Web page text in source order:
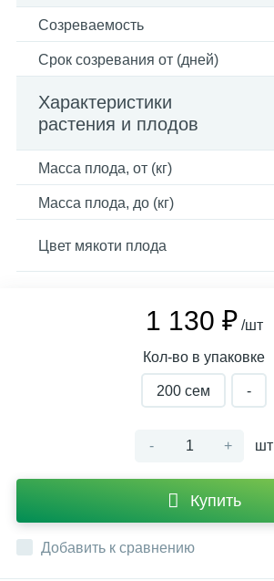
Созреваемость
Срок созревания от (дней)
Характеристики
растения и плодов
Масса плода, от (кг)
Масса плода, до (кг)
Цвет мякоти плода
1 130 ₽ /шт
Кол-во в упаковке
200 сем -
- + шт
Купить
Добавить к сравнению